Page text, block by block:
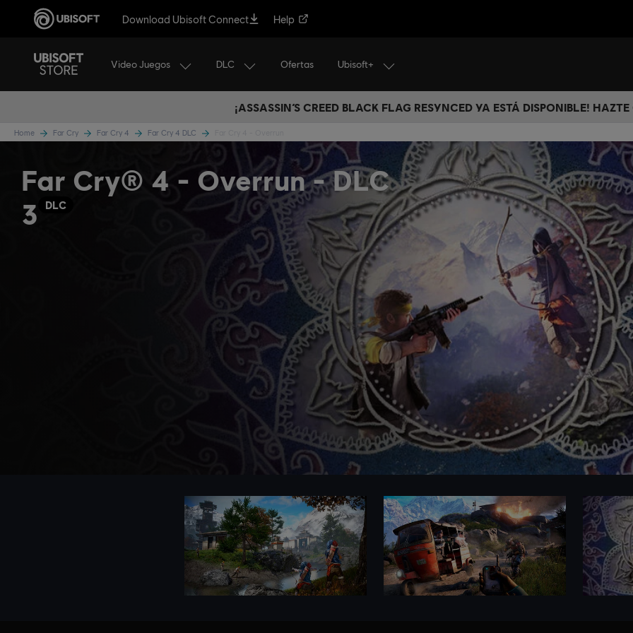
Download Ubisoft Connect Help
Video Juegos DLC Ofertas Ubisoft+
¡ASSASSIN’S CREED BLACK FLAG RESYNCED YA ESTÁ DISPONIBLE!
Home Far Cry Far Cry 4 Far Cry 4 DLC
Far Cry® 4 - Overrun - DLC
3
DLC